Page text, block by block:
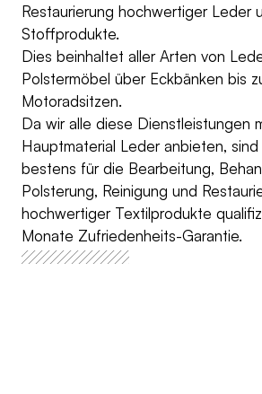
Restaurierung hochwertiger Leder
Stoffprodukte.
Dies beinhaltet aller Arten von
Polstermöbel über Eckbänken bis
Motoradsitzen.
Da wir alle diese Dienstleistungen
Hauptmaterial Leder anbieten,
bestens für die Bearbeitung,
Polsterung, Reinigung und
hochwertiger Textilprodukte
Monate Zufriedenheits-Garantie.